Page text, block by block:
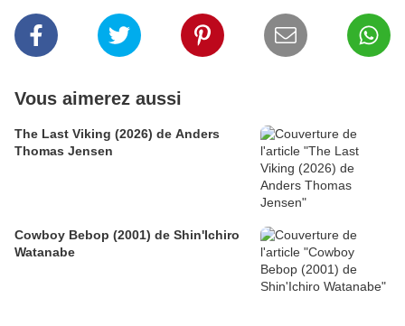
Vous aimerez aussi
The Last Viking (2026) de Anders
Thomas Jensen
Cowboy Bebop (2001) de Shin'Ichiro
Watanabe